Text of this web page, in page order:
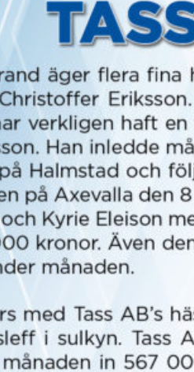
Samarbetspartners
Kursutbud och Aktiviteter
Ungdoms­stipendium
Ledningsgrupp
Kontakt
Styrelsen
Åby Trav­sällskap
Intresseföreningar
Press